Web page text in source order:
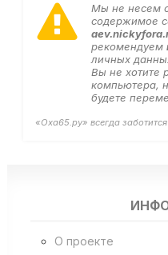
Мы не несем
содержимое
рекомендуем
личных
Вы не хотите
компьютера,
будете
«Оха65.ру» всегда
О проекте